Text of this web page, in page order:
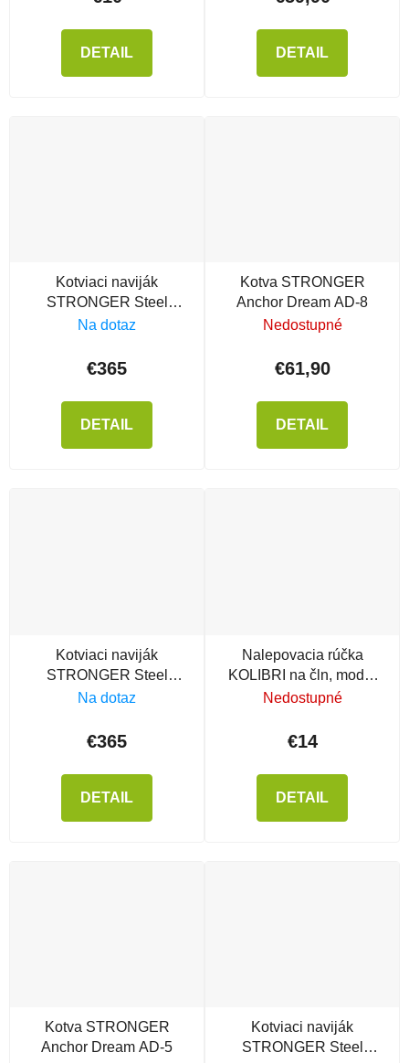
DETAIL DETAIL
Kotviaci naviják
STRONGER Steel
Hands 35i
Na dotaz
€365
DETAIL
Kotva STRONGER
Anchor Dream AD-8
Nedostupné
€61,90
DETAIL
Kotviaci naviják
STRONGER Steel
Hands 35
Na dotaz
€365
DETAIL
Nalepovacia rúčka
KOLIBRI na čln, model
2021
Nedostupné
€14
DETAIL
Kotva STRONGER
Anchor Dream AD-5
Kotviaci naviják
STRONGER Steel